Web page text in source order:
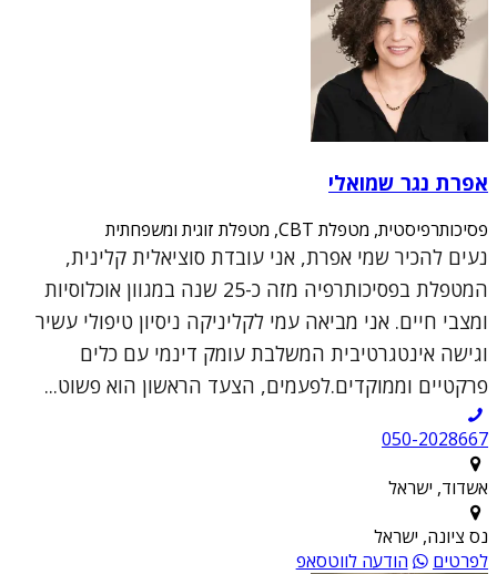
אפרת נגר שמואלי
פסיכותרפיסטית, מטפלת CBT, מטפלת זוגית ומשפחתית
נעים להכיר שמי אפרת, אני עובדת סוציאלית קלינית,
המטפלת בפסיכותרפיה מזה כ-25 שנה במגוון אוכלוסיות
ומצבי חיים. אני מביאה עמי לקליניקה ניסיון טיפולי עשיר
וגישה אינטגרטיבית המשלבת עומק דינמי עם כלים
פרקטיים וממוקדים.לפעמים, הצעד הראשון הוא פשוט...
050-2028667
אשדוד, ישראל
נס ציונה, ישראל
לפרטים
הודעה לווטסאפ